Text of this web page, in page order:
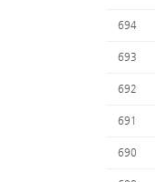
694
693
692
691
690